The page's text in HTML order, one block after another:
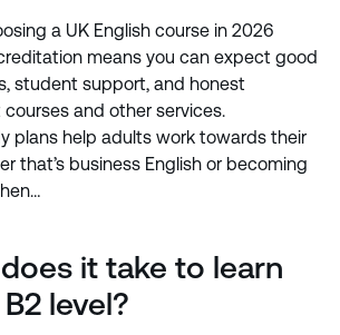
a UK English course in 2026
means you can expect good
student support, and honest
and other services.
plans help adults work towards their
that’s business English or becoming
it take to learn
level?